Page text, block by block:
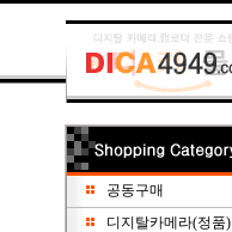
공동구매
디지탈카메라(정품)